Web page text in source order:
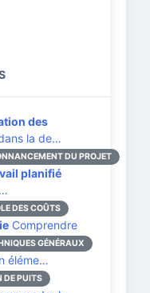
des
la de…
DU PROJET
planifié
DES COÛTS
Comprendre
GÉNÉRAUX
éléme…
DE PUITS